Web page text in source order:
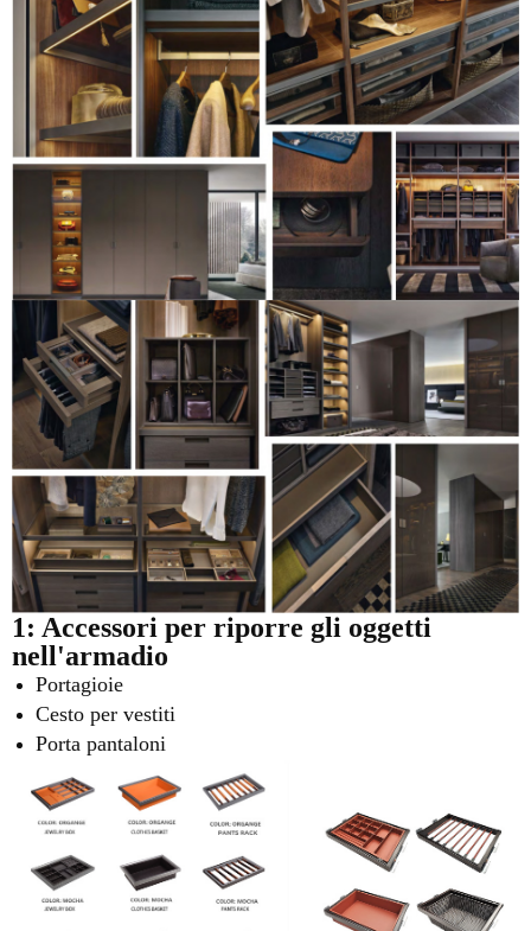
1: Accessori per riporre gli oggetti
nell'armadio
Portagioie
Cesto per vestiti
Porta pantaloni